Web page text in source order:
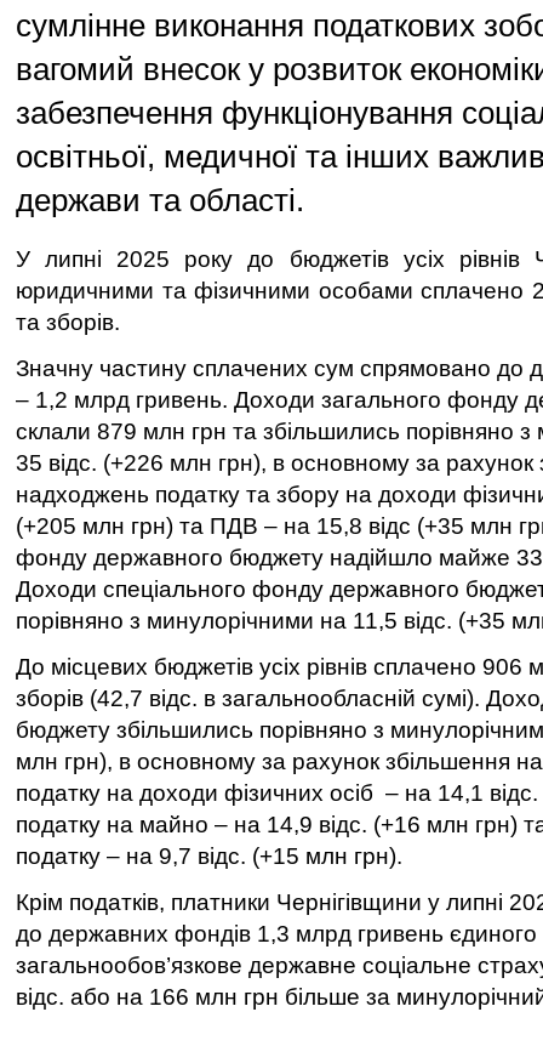
сумлінне виконання податкових
вагомий внесок у розвиток
забезпечення функціонування
освітньої, медичної та інших
держави та області.
У липні 2025 року до бюджетів усіх рівнів
юридичними та фізичними особами сплачено
та зборів.
Значну частину сплачених сум спрямовано до
– 1,2 млрд гривень. Доходи загального фонду
склали 879 млн грн та збільшились порівняно
35 відс. (+226 млн грн), в основному за рахунок
надходжень податку та збору на доходи
(+205 млн грн) та ПДВ – на 15,8 відс (+35 млн
фонду державного бюджету надійшло майже
Доходи спеціального фонду державного
порівняно з минулорічними на 11,5 відс. (+35
До місцевих бюджетів усіх рівнів сплачено 906
зборів (42,7 відс. в загальнообласній сумі).
бюджету збільшились порівняно з
млн грн), в основному за рахунок збільшення
податку на доходи фізичних осіб – на 14,1
податку на майно – на 14,9 відс. (+16 млн грн)
податку – на 9,7 відс. (+15 млн грн).
Крім податків, платники Чернігівщини у липні
до державних фондів 1,3 млрд гривень єдиного
загальнообов’язкове державне соціальне
відс. або на 166 млн грн більше за